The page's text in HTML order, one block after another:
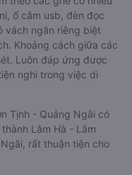
ổ cắm usb, đèn đọc
vách ngăn riêng biệt
Khoảng cách giữa các
Luôn đáp ứng được
nghi trong việc di
Tịnh - Quảng Ngãi có
Lâm Hà - Lâm
rất thuận tiện cho